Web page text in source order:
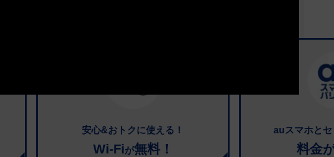
安心&おトクに使える！
Wi-Fiが無料！
auスマホと
料金